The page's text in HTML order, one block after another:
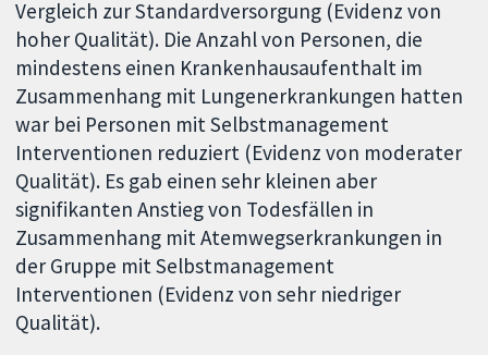
Vergleich zur Standardversorgung (Evidenz von
hoher Qualität). Die Anzahl von Personen, die
mindestens einen Krankenhausaufenthalt im
Zusammenhang mit Lungenerkrankungen hatten
war bei Personen mit Selbstmanagement
Interventionen reduziert (Evidenz von moderater
Qualität). Es gab einen sehr kleinen aber
signifikanten Anstieg von Todesfällen in
Zusammenhang mit Atemwegserkrankungen in
der Gruppe mit Selbstmanagement
Interventionen (Evidenz von sehr niedriger
Qualität).